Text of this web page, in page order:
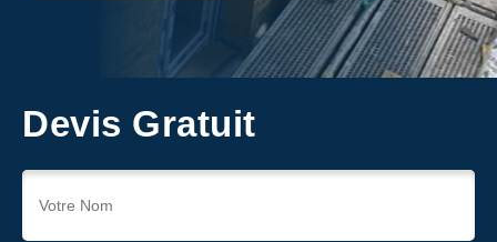
Devis Gratuit